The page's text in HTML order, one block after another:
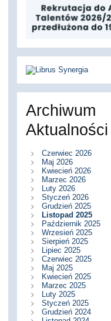
Archiwum
Aktualności
Czerwiec 2026
Maj 2026
Kwiecień 2026
Marzec 2026
Luty 2026
Styczeń 2026
Grudzień 2025
Listopad 2025
Październik 2025
Wrzesień 2025
Sierpień 2025
Lipiec 2025
Czerwiec 2025
Maj 2025
Kwiecień 2025
Marzec 2025
Luty 2025
Styczeń 2025
Grudzień 2024